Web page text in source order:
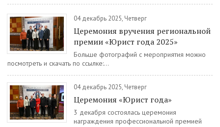
04 декабрь 2025, Четверг
Церемония вручения региональной
премии «Юрист года 2025»
Больше фотографий с мероприятия можно
посмотреть и скачать по ссылке:...
04 декабрь 2025, Четверг
Церемония «Юрист года»
3 декабря состоялась церемония
награждения профессиональной премией